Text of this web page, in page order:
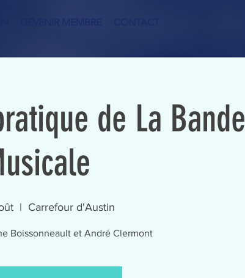
de La Bande
  |
Carrefour d'Austin
Boissonneault et André Clermont